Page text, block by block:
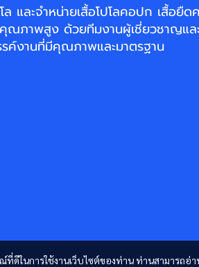
ในการใช้งานเว็บไซต์ของท่าน ท่านสามารถอ่า
ล และจำหน่ายเสื้อโปโลคอปก เสื้อยืด
คุณภาพสูง ด้วยทีมงานผู้เชี่ยวชาญแล
ค์งานที่มีคุณภาพและมาตรฐาน